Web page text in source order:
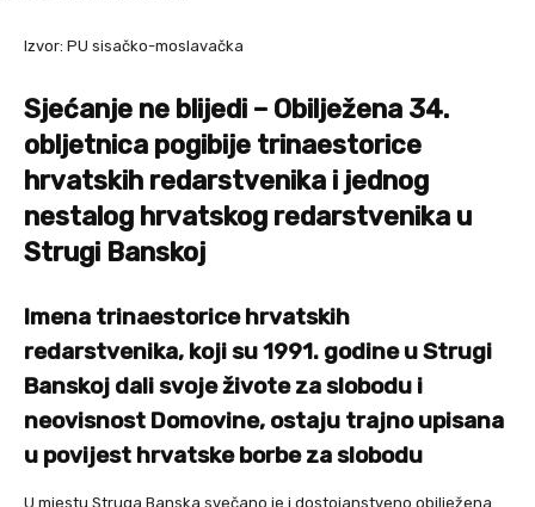
Izvor: PU sisačko-moslavačka
Sjećanje ne blijedi – Obilježena 34.
obljetnica pogibije trinaestorice
hrvatskih redarstvenika i jednog
nestalog hrvatskog redarstvenika u
Strugi Banskoj
Imena trinaestorice hrvatskih
redarstvenika, koji su 1991. godine u Strugi
Banskoj dali svoje živote za slobodu i
neovisnost Domovine, ostaju trajno upisana
u povijest hrvatske borbe za slobodu
U mjestu Struga Banska svečano je i dostojanstveno obilježena